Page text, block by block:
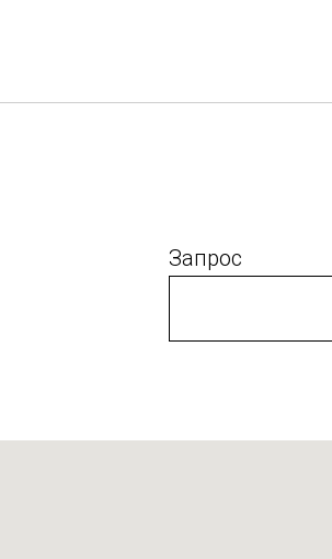
Запрос